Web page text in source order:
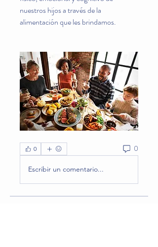
nuestros hijos a través de la
alimentación que les brindamos.
0 0
Escribir un comentario...